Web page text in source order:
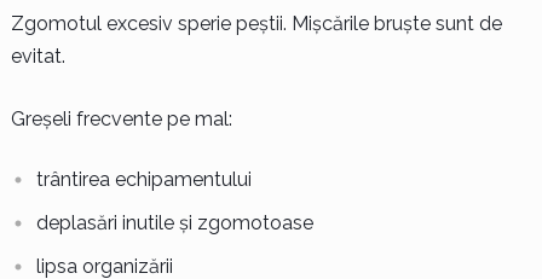
Zgomotul excesiv sperie peștii. Mișcările bruște sunt de
evitat.
Greșeli frecvente pe mal:
trântirea echipamentului
deplasări inutile și zgomotoase
lipsa organizării